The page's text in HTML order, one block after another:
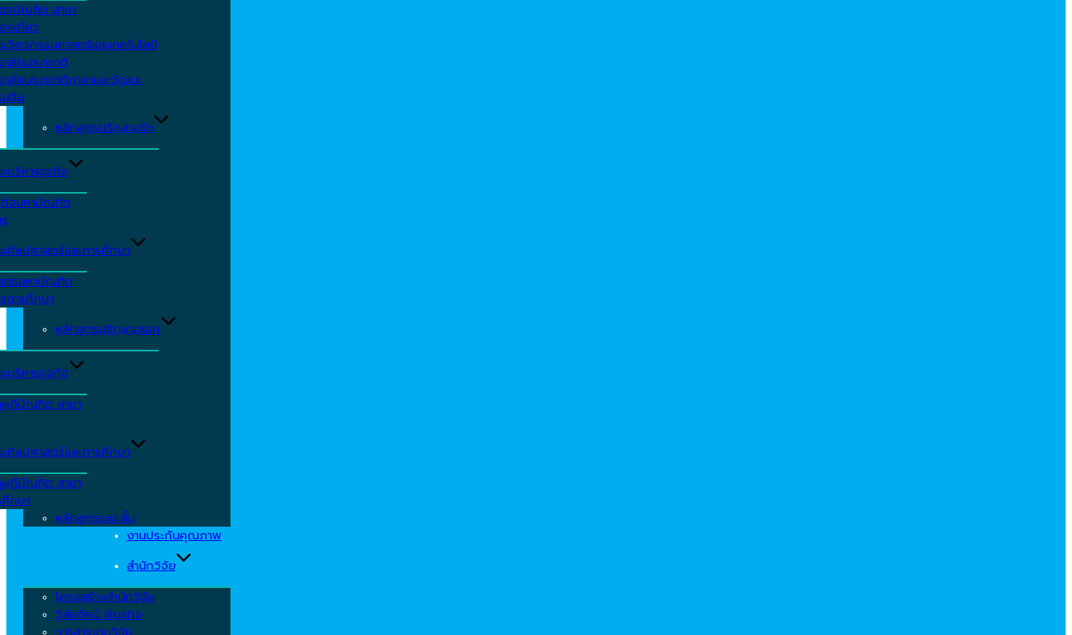
รบัณฑิต สาขา
งเที่ยว
วิศวกรรมศาสตร์และเทคโนโลยี
ลัยนานาชาติ
ลัยนานาชาติภาษาและวัฒนะ
มจีน
หลักสูตรปริญญาโท
บริหารธุรกิจ
กิจมหาบัณฑิต
ศิลปศาสตร์และการศึกษา
ตรมหาบัณฑิต
การศึกษา
หลักสูตรปริญญาเอก
บริหารธุจกิจ
ฎีบัณฑิต สาขา
ศิลปศาสตร์และการศึกษา
ฎีบัณฑิต สาขา
ศึกษา
หลักสูตรระยะสั้น
งานประกันคุณภาพ
สำนักวิจัย
โครงสร้างสำนักวิจัย
วิสัยทัศน์ พันธกิจ